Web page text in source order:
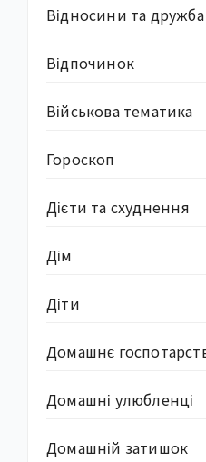
Відносини та дружба
Відпочинок
Військова тематика
Гороскоп
Дієти та схуднення
Дім
Діти
Домашнє
Домашні улюбленці
Домашній затишок